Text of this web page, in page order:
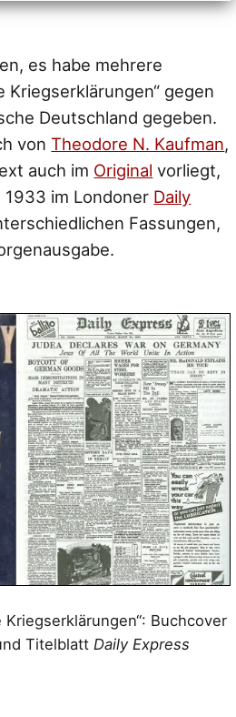
es habe mehrere
Kriegserklärungen“ gegen
Deutschland gegeben.
vonTheodore N. Kaufman,
auch im Original vorliegt,
im Londoner Daily
Fassungen,
Buchcover
TitelblattDaily Express